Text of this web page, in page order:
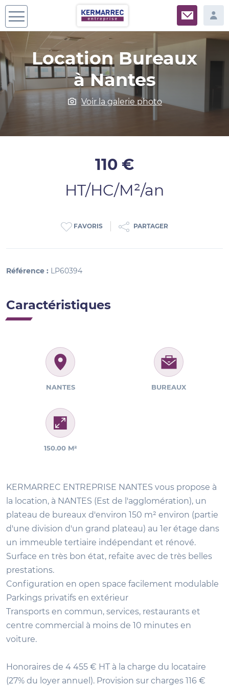
Location Bureaux
à Nantes
Voir la galerie photo
110 €
HT/HC/M²/an
FAVORIS PARTAGER
Référence : LP60394
Caractéristiques
NANTES BUREAUX
150.00 M²
KERMARREC ENTREPRISE NANTES vous propose à
la location, à NANTES (Est de l'agglomération), un
plateau de bureaux d'environ 150 m² environ (partie
d'une division d'un grand plateau) au 1er étage dans
un immeuble tertiaire indépendant et rénové.
Surface en très bon état, refaite avec de très belles
prestations.
Configuration en open space facilement modulable
Parkings privatifs en extérieur
Transports en commun, services, restaurants et
centre commercial à moins de 10 minutes en
voiture.
Honoraires de 4 455 € HT à la charge du locataire
(27% du loyer annuel). Provision sur charges 116 €